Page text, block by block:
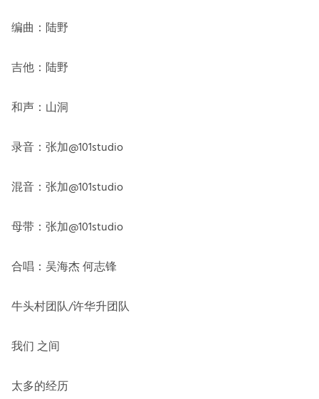
编曲：陆野
吉他：陆野
和声：山洞
录音：张加@101studio
混音：张加@101studio
母带：张加@101studio
合唱：吴海杰 何志锋
牛头村团队/许华升团队
我们 之间
太多的经历